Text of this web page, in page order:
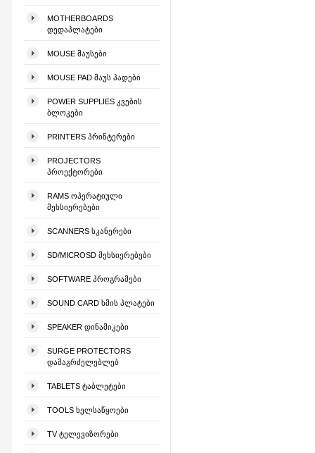
MOTHERBOARDS
ᲓᲔᲓᲐᲞᲚᲐᲢᲔᲑᲘ
MOUSE ᲛᲐᲣᲡᲔᲑᲘ
MOUSE PAD ᲛᲐᲣᲡ ᲞᲐᲓᲔᲑᲘ
POWER SUPPLIES ᲙᲕᲔᲑᲘᲡ
ᲑᲚᲝᲙᲔᲑᲘ
PRINTERS ᲞᲠᲘᲜᲢᲔᲠᲔᲑᲘ
PROJECTORS
ᲞᲠᲝᲔᲥᲢᲝᲠᲔᲑᲘ
RAMS ᲝᲞᲔᲠᲐᲢᲘᲣᲚᲘ
ᲛᲔᲮᲡᲘᲔᲠᲔᲑᲔᲑᲘ
SCANNERS ᲡᲙᲐᲜᲔᲠᲔᲑᲘ
SD/MICROSD ᲛᲔᲮᲡᲘᲔᲠᲔᲑᲔᲑᲘ
SOFTWARE ᲞᲠᲝᲒᲠᲐᲛᲔᲑᲘ
SOUND CARD ᲮᲛᲘᲡ ᲞᲚᲐᲢᲔᲑᲘ
SPEAKER ᲓᲘᲜᲐᲛᲘᲙᲔᲑᲘ
SURGE PROTECTORS
ᲓᲐᲛᲐᲒᲠᲫᲔᲚᲔᲑᲚᲔᲑ
TABLETS ᲢᲐᲑᲚᲔᲢᲔᲑᲘ
TOOLS ᲮᲔᲚᲡᲐᲬᲧᲝᲔᲑᲘ
TV ᲢᲔᲚᲔᲕᲘᲖᲝᲠᲔᲑᲘ